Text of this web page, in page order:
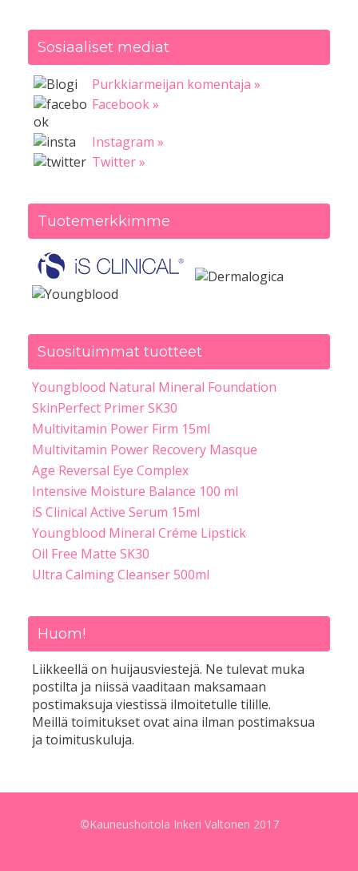
Sosiaaliset mediat
Purkkiarmeijan komentaja »
Facebook »
Instagram »
Twitter »
Tuotemerkkimme
Suosituimmat tuotteet
Youngblood Natural Mineral Foundation
SkinPerfect Primer SK30
Multivitamin Power Firm 15ml
Multivitamin Power Recovery Masque
Age Reversal Eye Complex
Intensive Moisture Balance 100 ml
iS Clinical Active Serum 15ml
Youngblood Mineral Créme Lipstick
Oil Free Matte SK30
Ultra Calming Cleanser 500ml
Huom!
Liikkeellä on huijausviestejä. Ne tulevat muka
postilta ja niissä vaaditaan maksamaan
postimaksuja viestissä ilmoitetulle tilille.
Meillä toimitukset ovat aina ilman postimaksua
ja toimituskuluja.
©Kauneushoitola Inkeri Valtonen 2017